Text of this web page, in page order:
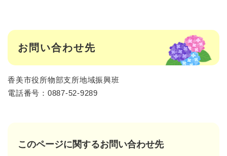
お問い合わせ先
香美市役所物部支所地域振興班
電話番号：0887-52-9289
このページに関するお問い合わせ先